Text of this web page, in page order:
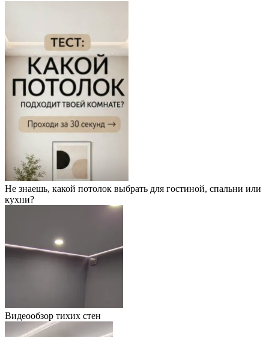
Не знаешь, какой потолок выбрать для гостиной, спальни или
кухни?
Видеообзор тихих стен